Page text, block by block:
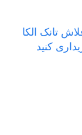
تانک الکا
کنید